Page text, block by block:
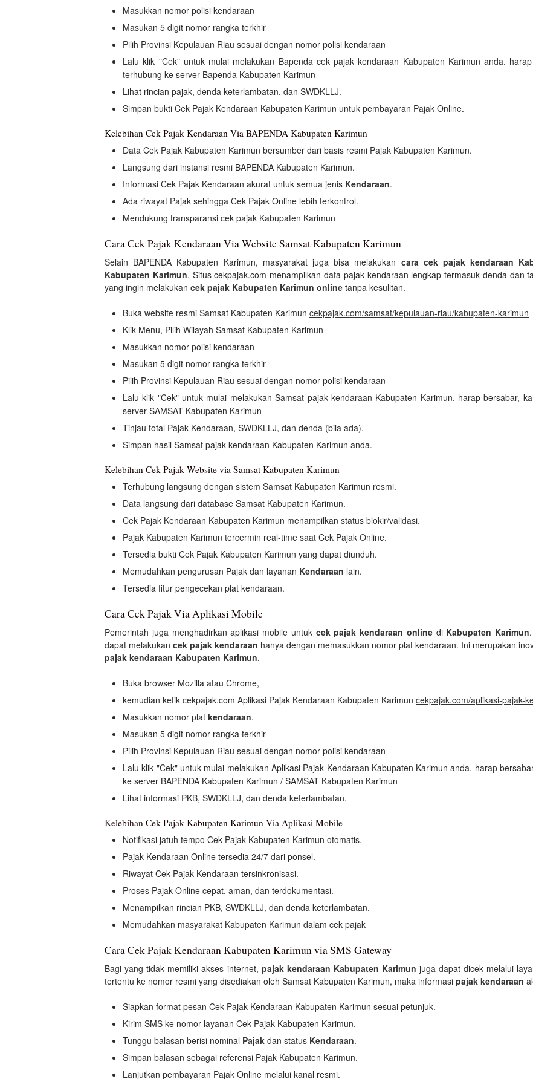
Masukkan nomor polisi kendaraan
Masukan 5 digit nomor rangka terkhir
Pilih Provinsi Kepulauan Riau sesuai dengan nomor polisi kendaraan
Lalu klik "Cek" untuk mulai melakukan Bapenda cek pajak kendaraan Kabupaten Karimun anda.
terhubung ke server Bapenda Kabupaten Karimun
Lihat rincian pajak, denda keterlambatan, dan SWDKLLJ.
Simpan bukti Cek Pajak Kendaraan Kabupaten Karimun untuk pembayaran Pajak Online.
Kelebihan Cek Pajak Kendaraan Via BAPENDA Kabupaten Karimun
Data Cek Pajak Kabupaten Karimun bersumber dari basis resmi Pajak Kabupaten Karimun.
Langsung dari instansi resmi BAPENDA Kabupaten Karimun.
Informasi Cek Pajak Kendaraan akurat untuk semua jenis Kendaraan.
Ada riwayat Pajak sehingga Cek Pajak Online lebih terkontrol.
Mendukung transparansi cek pajak Kabupaten Karimun
Cara Cek Pajak Kendaraan Via Website Samsat Kabupaten Karimun
Selain BAPENDA Kabupaten Karimun, masyarakat juga bisa melakukan cara cek pajak kendaraan
Kabupaten Karimun. Situs cekpajak.com menampilkan data pajak kendaraan lengkap termasuk denda dan
yang ingin melakukan cek pajak Kabupaten Karimun online tanpa kesulitan.
Buka website resmi Samsat Kabupaten Karimun cekpajak.com/samsat/kepulauan-riau/kabupaten-karimun
Klik Menu, Pilih Wilayah Samsat Kabupaten Karimun
Masukkan nomor polisi kendaraan
Masukan 5 digit nomor rangka terkhir
Pilih Provinsi Kepulauan Riau sesuai dengan nomor polisi kendaraan
Lalu klik "Cek" untuk mulai melakukan Samsat pajak kendaraan Kabupaten Karimun. harap bersabar,
server SAMSAT Kabupaten Karimun
Tinjau total Pajak Kendaraan, SWDKLLJ, dan denda (bila ada).
Simpan hasil Samsat pajak kendaraan Kabupaten Karimun anda.
Kelebihan Cek Pajak Website via Samsat Kabupaten Karimun
Terhubung langsung dengan sistem Samsat Kabupaten Karimun resmi.
Data langsung dari database Samsat Kabupaten Karimun.
Cek Pajak Kendaraan Kabupaten Karimun menampilkan status blokir/validasi.
Pajak Kabupaten Karimun tercermin real-time saat Cek Pajak Online.
Tersedia bukti Cek Pajak Kabupaten Karimun yang dapat diunduh.
Memudahkan pengurusan Pajak dan layanan Kendaraan lain.
Tersedia fitur pengecekan plat kendaraan.
Cara Cek Pajak Via Aplikasi Mobile
Pemerintah juga menghadirkan aplikasi mobile untuk cek pajak kendaraan onlinedi Kabupaten Karimun
dapat melakukan cek pajak kendaraan hanya dengan memasukkan nomor plat kendaraan. Ini merupakan
pajak kendaraan Kabupaten Karimun.
Buka browser Mozilla atau Chrome,
kemudian ketik cekpajak.com Aplikasi Pajak Kendaraan Kabupaten Karimun cekpajak.com/aplikasi-pajak-
Masukkan nomor plat kendaraan.
Masukan 5 digit nomor rangka terkhir
Pilih Provinsi Kepulauan Riau sesuai dengan nomor polisi kendaraan
Lalu klik "Cek" untuk mulai melakukan Aplikasi Pajak Kendaraan Kabupaten Karimun anda. harap
ke server BAPENDA Kabupaten Karimun / SAMSAT Kabupaten Karimun
Lihat informasi PKB, SWDKLLJ, dan denda keterlambatan.
Kelebihan Cek Pajak Kabupaten Karimun Via Aplikasi Mobile
Notifikasi jatuh tempo Cek Pajak Kabupaten Karimun otomatis.
Pajak Kendaraan Online tersedia 24/7 dari ponsel.
Riwayat Cek Pajak Kendaraan tersinkronisasi.
Proses Pajak Online cepat, aman, dan terdokumentasi.
Menampilkan rincian PKB, SWDKLLJ, dan denda keterlambatan.
Memudahkan masyarakat Kabupaten Karimun dalam cek pajak
Cara Cek Pajak Kendaraan Kabupaten Karimun via SMS Gateway
Bagi yang tidak memiliki akses internet, pajak kendaraan Kabupaten Karimun juga dapat dicek melalui
tertentu ke nomor resmi yang disediakan oleh Samsat Kabupaten Karimun, maka informasi pajak kendaraan
Siapkan format pesan Cek Pajak Kendaraan Kabupaten Karimun sesuai petunjuk.
Kirim SMS ke nomor layanan Cek Pajak Kabupaten Karimun.
Tunggu balasan berisi nominal Pajak dan status Kendaraan.
Simpan balasan sebagai referensi Pajak Kabupaten Karimun.
Lanjutkan pembayaran Pajak Online melalui kanal resmi.